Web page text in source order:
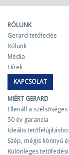
RÓLUNK
Gerard tetőfedés
Rólunk
Média
Hírek
KAPCSOLAT
MIÉRT GERARD
Ellenáll a
50 év garancia
Ideális
Szép, mégis könnyű
Különleges